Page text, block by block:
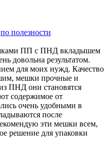
по полезности
ПП с ПНД вкладышем
довольна результатом.
для моих нужд. Качество
мешки прочные и
ПНД они становятся
содержимое от
очень удобными в
после
эти мешки всем,
решение для упаковки